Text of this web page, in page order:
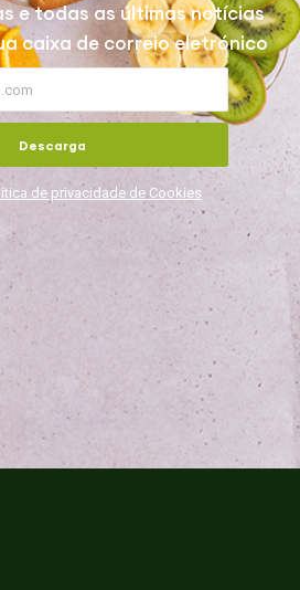
e todas as últimas notícias
caixa de correio eletrónico
de privacidade de Cookies
Descarga